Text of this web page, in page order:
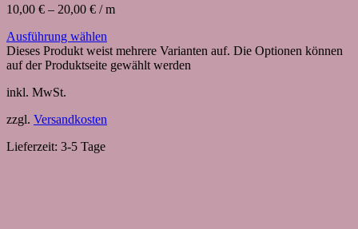
10,00 € – 20,00 € /m
Ausführung wählen
Dieses Produkt weist mehrere Varianten auf. Die Optionen können
auf der Produktseite gewählt werden
inkl. MwSt.
zzgl. Versandkosten
Lieferzeit: 3-5 Tage